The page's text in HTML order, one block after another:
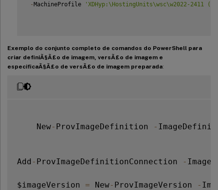
-MachineProfile 'XDHyp:\HostingUnits\wsc\w2022-2411
Exemplo do conjunto completo de comandos do PowerShell para
criar definiÃ§Ã£o de imagem, versÃ£o de imagem e
especificaÃ§Ã£o de versÃ£o de imagem preparada:
    New
- ProvImageDefinition -
Add - ProvImageDefinitionConnection -
$imageVersion = New- ProvImageVersion -